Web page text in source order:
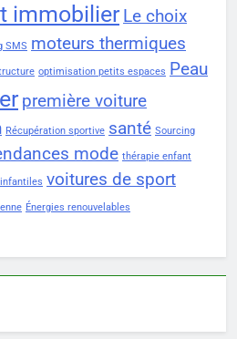
immobilier Le choix
SMS moteurs thermiques
optimisation petits espaces Peau
première voiture
Récupération sportive santé Sourcing
mode thérapie enfant
voitures de sport
Énergies renouvelables